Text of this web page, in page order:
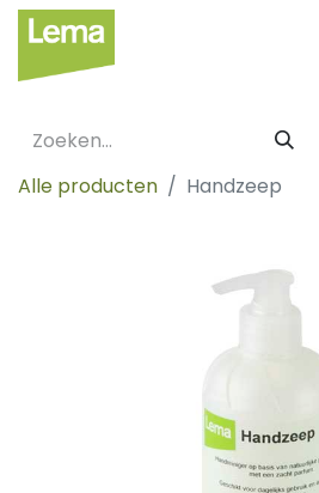
Alle producten
Handzeep